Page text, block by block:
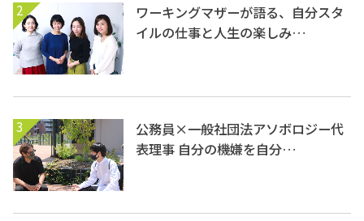
2
ワーキングマザーが語る、自分スタ
イルの仕事と人生の楽しみ…
3
公務員×一般社団法アソボロジー代
表理事 自分の機嫌を自分…